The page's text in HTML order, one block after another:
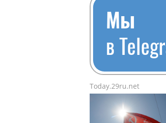
Мы
в
Today.29ru.net